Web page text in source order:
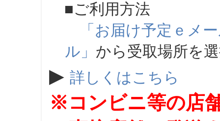
■ご利用方法
「お届け予定ｅメ
ル」 から受取場所を
▶ 詳しくはこちら
※コンビニ等の店